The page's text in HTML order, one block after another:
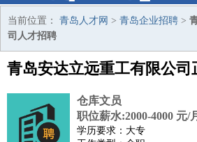
当前位置： 青岛人才网 > 青岛企业招聘 >
司人才招聘
青岛安达立远重工有限公司
仓库文员
职位薪水:2000-4000 元/
学历要求：大专